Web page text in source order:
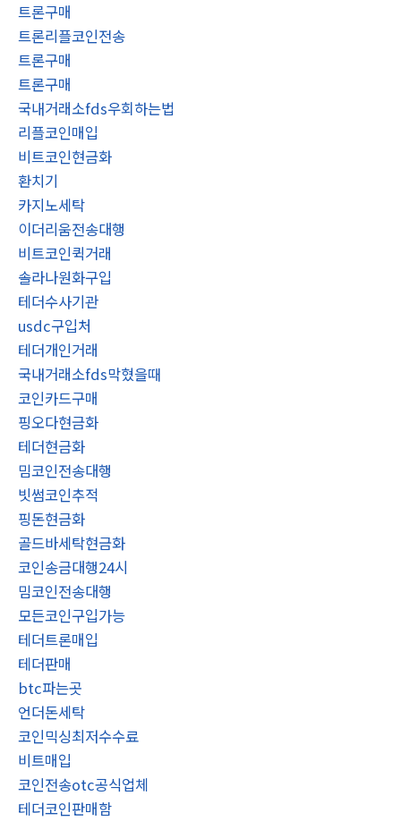
트론구매
트론리플코인전송
트론구매
트론구매
국내거래소fds우회하는법
리플코인매입
비트코인현금화
환치기
카지노세탁
이더리움전송대행
비트코인퀵거래
솔라나원화구입
테더수사기관
usdc구입처
테더개인거래
국내거래소fds막혔을때
코인카드구매
핑오다현금화
테더현금화
밈코인전송대행
빗썸코인추적
핑돈현금화
골드바세탁현금화
코인송금대행24시
밈코인전송대행
모든코인구입가능
테더트론매입
테더판매
btc파는곳
언더돈세탁
코인믹싱최저수수료
비트매입
코인전송otc공식업체
테더코인판매함